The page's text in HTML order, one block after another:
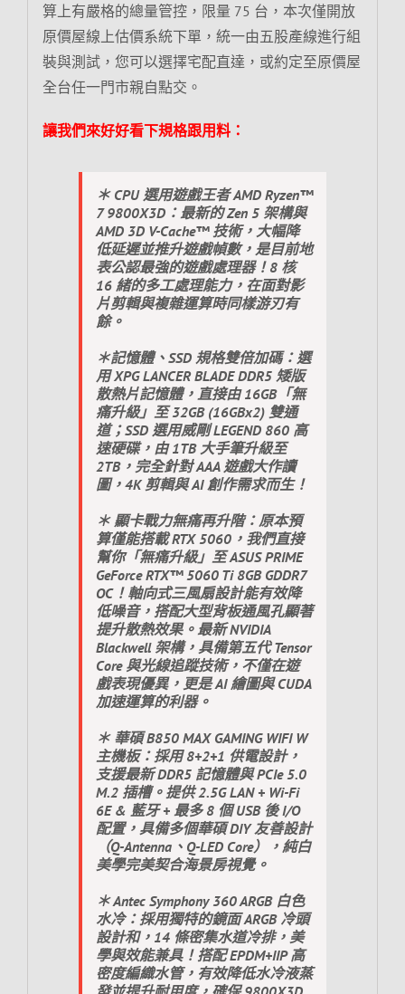
算上有嚴格的總量管控，限量 75 台，本次僅開放
原價屋線上估價系統下單，統一由五股產線進行組
裝與測試，您可以選擇宅配直達，或約定至原價屋
全台任一門市親自點交。
讓我們來好好看下規格跟用料：
＊ CPU 選用遊戲王者 AMD Ryzen™
7 9800X3D：最新的 Zen 5 架構與
AMD 3D V-Cache™ 技術，大幅降
低延遲並推升遊戲幀數，是目前地
表公認最強的遊戲處理器！8 核
16 緒的多工處理能力，在面對影
片剪輯與複雜運算時同樣游刃有
餘。
＊記憶體、SSD 規格雙倍加碼：選
用 XPG LANCER BLADE DDR5 矮版
散熱片記憶體，直接由 16GB「無
痛升級」至 32GB (16GBx2) 雙通
道；SSD 選用威剛 LEGEND 860 高
速硬碟，由 1TB 大手筆升級至
2TB，完全針對 AAA 遊戲大作讀
圖，4K 剪輯與 AI 創作需求而生！
＊ 顯卡戰力無痛再升階：原本預
算僅能搭載 RTX 5060，我們直接
幫你「無痛升級」至 ASUS PRIME
GeForce RTX™ 5060 Ti 8GB GDDR7
OC！軸向式三風扇設計能有效降
低噪音，搭配大型背板通風孔顯著
提升散熱效果。最新 NVIDIA
Blackwell 架構，具備第五代 Tensor
Core 與光線追蹤技術，不僅在遊
戲表現優異，更是 AI 繪圖與 CUDA
加速運算的利器。
＊ 華碩 B850 MAX GAMING WIFI W
主機板：採用 8+2+1 供電設計，
支援最新 DDR5 記憶體與 PCIe 5.0
M.2 插槽。提供 2.5G LAN + Wi-Fi
6E & 藍牙 + 最多 8 個 USB 後 I/O
配置，具備多個華碩 DIY 友善設計
（Q-Antenna、Q-LED Core），純白
美學完美契合海景房視覺。
＊ Antec Symphony 360 ARGB 白色
水冷：採用獨特的鏡面 ARGB 冷頭
設計和，14 條密集水道冷排，美
學與效能兼具！搭配 EPDM+IIP 高
密度編織水管，有效降低水冷液蒸